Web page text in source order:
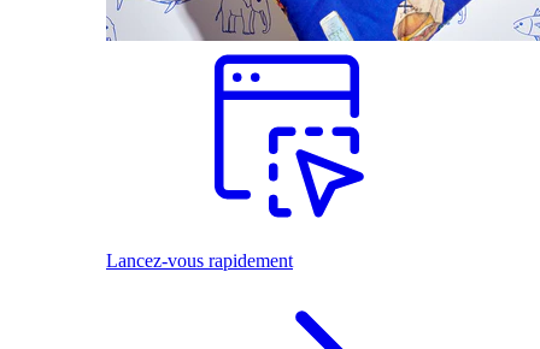
Lancez-vous rapidement